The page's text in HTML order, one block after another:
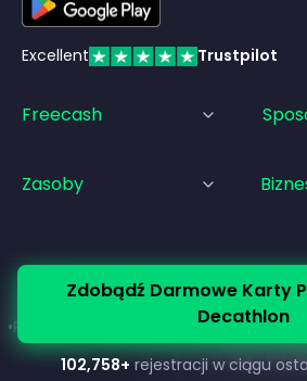
Zdobądź Darmowe Karty
Decathlon
102,758+ rejestracji w ciągu
Excellent Trustpilot
Freecash
Zasoby
© Freecash •Warunki
•Polityka Prywatności Polityka plików